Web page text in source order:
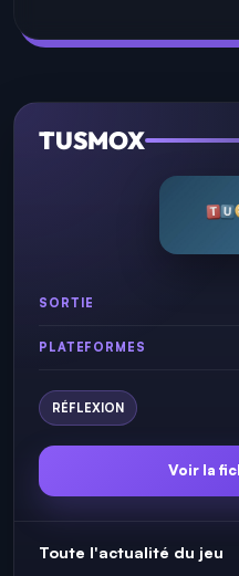
TUSMOX
SORTIE
PLATEFORMES
RÉFLEXION
Voir la
Toute l'actualité du jeu